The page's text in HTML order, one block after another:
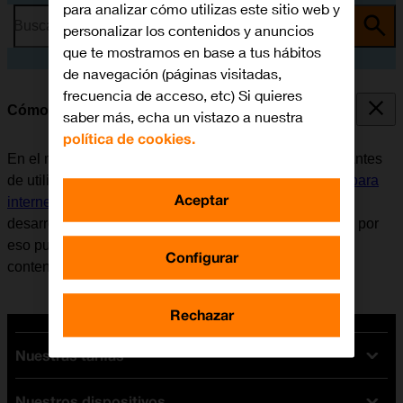
Busca por problema o tema
Cómo utilizar Facebook
En el móvil se puede utilizar la aplicación Facebook. Antes
de utilizar Facebook, es necesarioconfigurar el móvil para
internet
instalar Facebook. Tener en cuenta que el
desarrollador de aplicaciones va actualizando la app y por
eso puede ser que no coincida exactamente con el
contenido de esta instrucción.
Nuestras tarifas
para analizar cómo utilizas este sitio web y
personalizar los contenidos y anuncios
que te mostramos en base a tus hábitos
de navegación (páginas visitadas,
frecuencia de acceso, etc) Si quieres
saber más, echa un vistazo a nuestra
política de cookies.
Configurar
Rechazar
Aceptar